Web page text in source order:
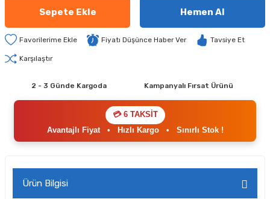
Sepete Ekle Hemen Al
Fiyatı Düşünce Haber Ver Tavsiye Et
Karşılaştır
2 - 3 Günde Kargoda Kampanyalı Fırsat Ürünü
💳 6 TAKSİT
Avantajlı Fiyat• Hızlı Kargo• Sınırlı Stok !
Ürün Bilgisi